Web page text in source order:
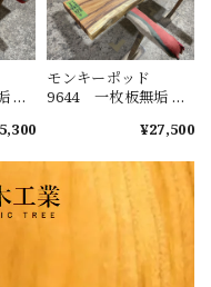
乾
モンキーポッド
9644 一枚板無垢 乾
ｘ50mm カウンタ
ル ダイニングテー
ブル
¥27,500